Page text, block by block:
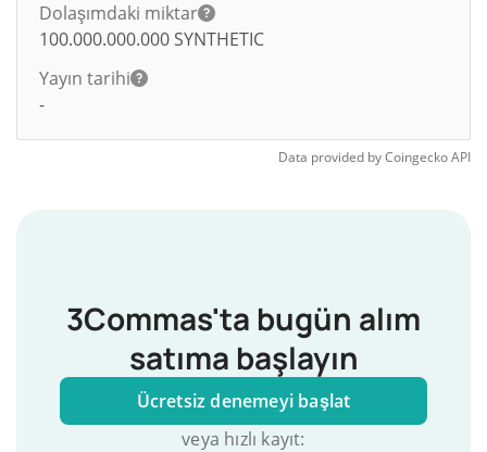
Dolaşımdaki miktar
100.000.000.000 SYNTHETIC
Yayın tarihi
-
Data provided byCoingeckoAPI
3Commas'ta bugün alım
satıma başlayın
Ücretsiz denemeyi başlat
veya hızlı kayıt: